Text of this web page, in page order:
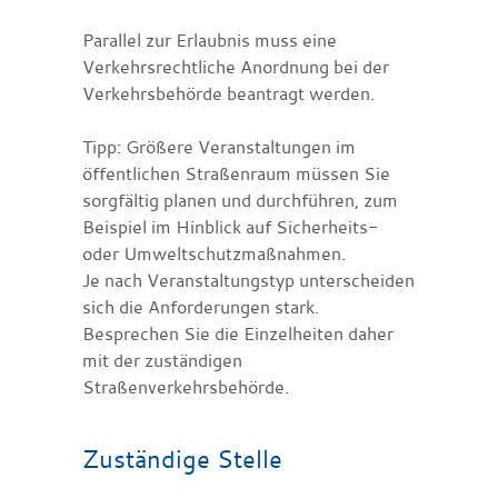
Parallel zur Erlaubnis muss eine
Verkehrsrechtliche Anordnung bei der
Verkehrsbehörde beantragt werden.
Tipp: Größere Veranstaltungen im
öffentlichen Straßenraum müssen Sie
sorgfältig planen und durchführen, zum
Beispiel im Hinblick auf Sicherheits-
oder Umweltschutzmaßnahmen.
Je nach Veranstaltungstyp unterscheiden
sich die Anforderungen stark.
Besprechen Sie die Einzelheiten daher
mit der zuständigen
Straßenverkehrsbehörde.
Zuständige Stelle